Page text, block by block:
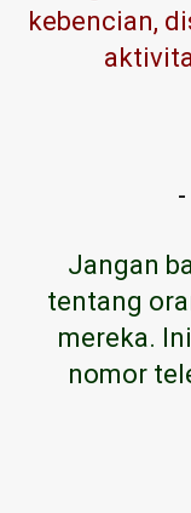
kebencian,
-
Jangan
tentang
mereka.
nomor